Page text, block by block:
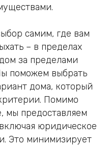
самим, где вам
– в пределах
за пределами
поможем выбрать
дома, который
Помимо
мы предоставляем
юридическое
Это минимизирует